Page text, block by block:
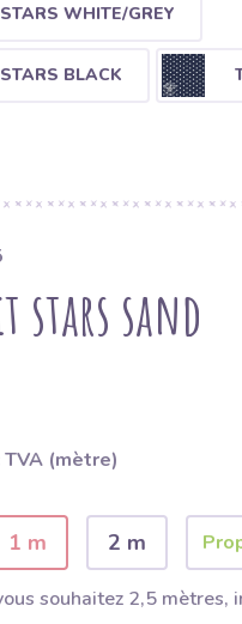
WHITE/GREY
BLACK
stars sand
TVA (mètre)
1 m 2 m
souhaitez 2,5 mètres,